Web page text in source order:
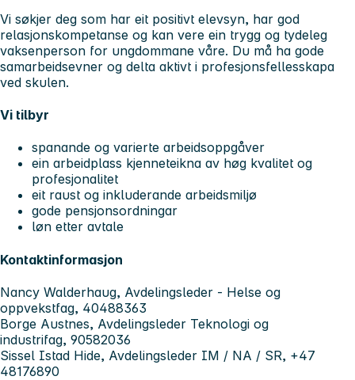
Vi søkjer deg som har eit positivt elevsyn, har god
relasjonskompetanse og kan vere ein trygg og tydeleg
vaksenperson for ungdommane våre. Du må ha gode
samarbeidsevner og delta aktivt i profesjonsfellesskapa
ved skulen.
Vi tilbyr
spanande og varierte arbeidsoppgåver
ein arbeidplass kjenneteikna av høg kvalitet og
profesjonalitet
eit raust og inkluderande arbeidsmiljø
gode pensjonsordningar
løn etter avtale
Kontaktinformasjon
Nancy Walderhaug, Avdelingsleder - Helse og
oppvekstfag, 40488363
Borge Austnes, Avdelingsleder Teknologi og
industrifag, 90582036
Sissel Istad Hide, Avdelingsleder IM / NA / SR, +47
48176890